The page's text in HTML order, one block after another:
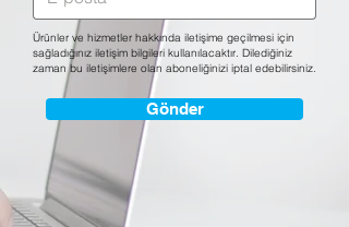
Ürünler ve hizmetler hakkında iletişime geçilmesi için
sağladığınız iletişim bilgileri kullanılacaktır. Dilediğiniz
zaman bu iletişimlere olan aboneliğinizi iptal edebilirsiniz.
Gönder